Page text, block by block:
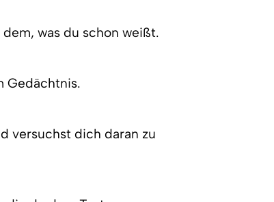
was du schon weißt.
Gedächtnis.
versuchst dich daran zu